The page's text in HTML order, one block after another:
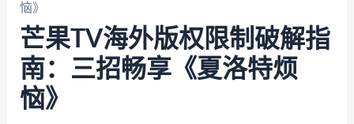
恼》
芒果TV海外版权限制破解指
南：三招畅享《夏洛特烦
恼》